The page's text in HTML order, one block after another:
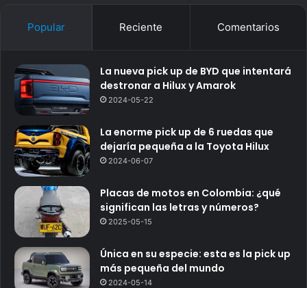
Popular Reciente Comentarios
La nueva pick up de BYD que intentará
destronar a Hilux y Amarok
2024-05-22
La enorme pick up de 6 ruedas que
dejaría pequeña a la Toyota Hilux
2024-06-07
Placas de motos en Colombia: ¿qué
significan las letras y números?
2025-05-15
Única en su especie: esta es la pick up
más pequeña del mundo
2024-05-14